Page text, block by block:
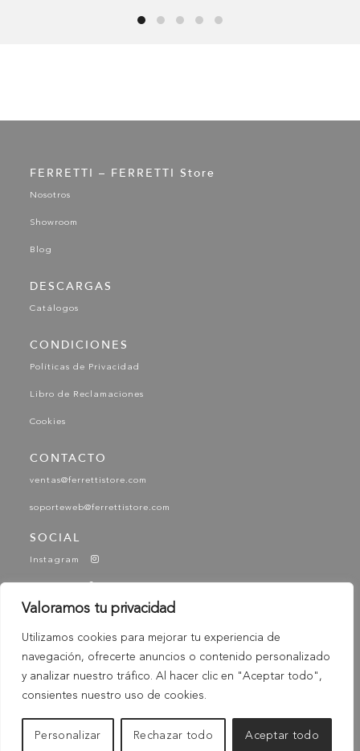
Valoramos tu privacidad
Utilizamos cookies para mejorar tu experiencia de
navegación, ofrecerte anuncios o contenido personalizado
y analizar nuestro tráfico. Al hacer clic en "Aceptar todo",
consientes nuestro uso de cookies.
Personalizar Rechazar todo Aceptar todo
FERRETTI – FERRETTI Store
Nosotros
Showroom
Blog
DESCARGAS
Catálogos
CONDICIONES
Políticas de Privacidad
Libro de Reclamaciones
Cookies
CONTACTO
ventas@ferrettistore.com
soporteweb@ferrettistore.com
SOCIAL
Instagram
YouTube
Tik Tok
-
© 2025 Ferretti - Ferretti Store. Todos los derechos
Reservados